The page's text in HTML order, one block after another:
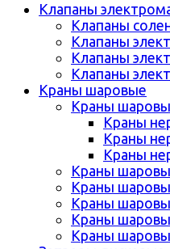
Клапаны
Клапаны
Клапаны
Клапаны
Клапаны
Краны шаровые
Краны
Краны
Краны
Краны
Краны
Краны
Краны
Краны
Краны